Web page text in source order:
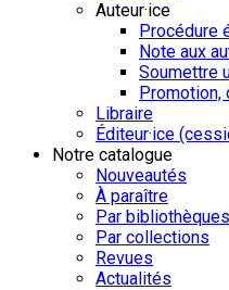
Auteur·ice
Procédure
Note aux
Soumettre
Libraire
Éditeur·ice
Notre catalogue
Nouveautés
À paraître
Par
Par collections
Revues
Actualités